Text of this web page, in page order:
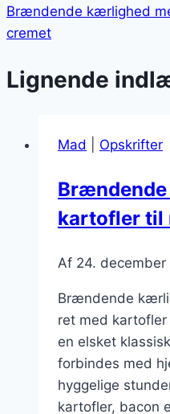
Brændende kærlighed
cremet
Lignende
Mad Opskrifter
kartofler til
Af 24. december
Brændende
ret med
en elsket
forbindes med
hyggelige
kartofler, bacon